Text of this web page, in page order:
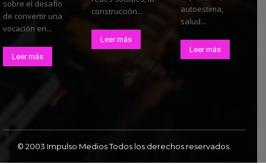
sobre el desafío
de convertir una
vocación en...
Leer más
construcción...
Leer más
autoestima,
salud...
Leer más
© 2003 Impulso Medios Todos los derechos reservados.